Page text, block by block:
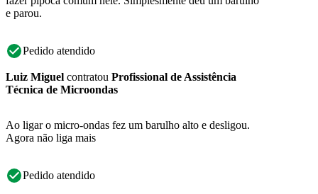
e parou.
Pedido atendido
Luiz Miguel contratou Profissional de Assistência
Técnica de Microondas
Ao ligar o micro-ondas fez um barulho alto e desligou.
Agora não liga mais
Pedido atendido